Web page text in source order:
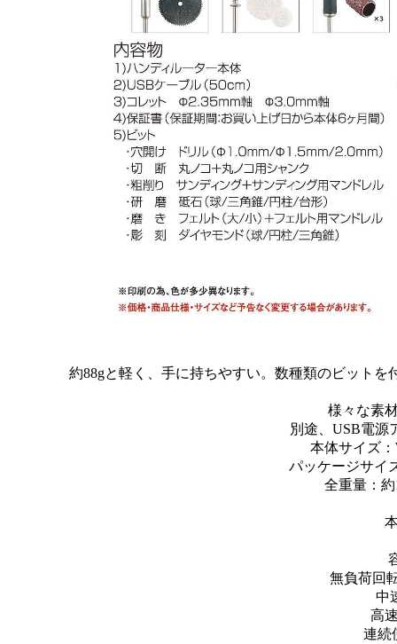
約88gと軽く、手に持ちやすい。数種類のビット
様々な素
別途、USB電源
本体サイズ：
パッケージサイ
全重量：
無負荷回
中
高
連続